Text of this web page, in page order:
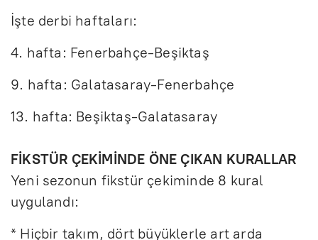
İşte derbi haftaları:
4. hafta: Fenerbahçe-Beşiktaş
9. hafta: Galatasaray-Fenerbahçe
13. hafta: Beşiktaş-Galatasaray
FİKSTÜR ÇEKİMİNDE ÖNE ÇIKAN KURALLAR
Yeni sezonun fikstür çekiminde 8 kural
uygulandı:
* Hiçbir takım, dört büyüklerle art arda